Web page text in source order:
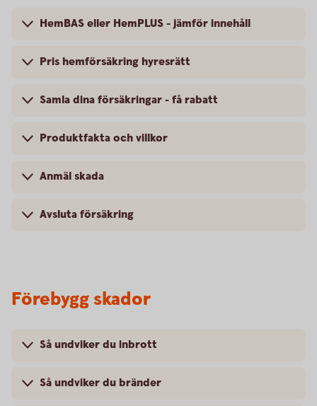
HemBAS eller HemPLUS - jämför innehåll
Pris hemförsäkring hyresrätt
Samla dina försäkringar - få rabatt
Produktfakta och villkor
Anmäl skada
Avsluta försäkring
Förebygg skador
Så undviker du inbrott
Så undviker du bränder